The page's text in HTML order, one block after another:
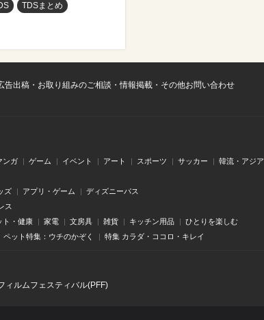
TDSまとめ
告出稿・お取り組みのご相談・情報掲載・その他お問い合わせ
ンガ ゲーム イベント アート スポーツ サッカー 韓流・アジア
ズ アプリ・ゲーム ディズニーパス
ス
ト・健康 家電 文房具 雑貨 キッチン用品 ひとりを楽しむ
ペット特集：ウチのかぞく 特集 カラダ・ココロ・キレイ
ィルムフェスティバル(PFF)